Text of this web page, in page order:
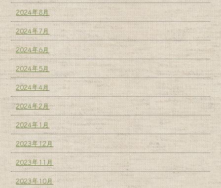
2024年8月
2024年7月
2024年6月
2024年5月
2024年4月
2024年2月
2024年1月
2023年12月
2023年11月
2023年10月